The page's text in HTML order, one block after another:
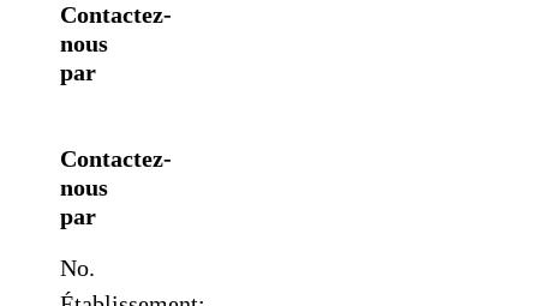
Contactez-
nous
par
Contactez-
nous
par
No.